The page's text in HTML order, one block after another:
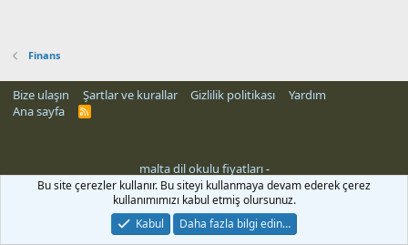
Finans
Bize ulaşın Şartlar ve kurallar Gizlilik politikası
Yardım
Ana sayfa
R
malta dil okulu fiyatları-
Bu site çerezler kullanır. Bu siteyi kullanmaya devam ederek çerez
kullanımımızı kabul etmiş olursunuz.
Kabul
Daha fazla bilgi edin…